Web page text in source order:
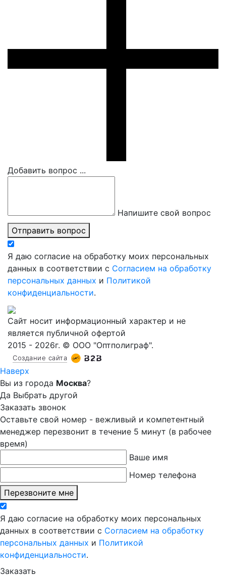
Добавить вопрос ...
Напишите свой вопрос
Отправить вопрос
Я даю согласие на обработку моих персональных
данных в соответствии с Согласием на обработку
персональных данных и Политикой
конфиденциальности.
Сайт носит информационный характер и не
является публичной офертой
2015 - 2026г. © ООО "Оптполиграф".
Создание сайта
Наверх
Вы из города Москва?
Да Выбрать другой
Заказать звонок
Оставьте свой номер - вежливый и компетентный
менеджер перезвонит в течение 5 минут (в рабочее
время)
Ваше имя
Номер телефона
Перезвоните мне
Я даю согласие на обработку моих персональных
данных в соответствии с Согласием на обработку
персональных данных и Политикой
конфиденциальности.
Заказать